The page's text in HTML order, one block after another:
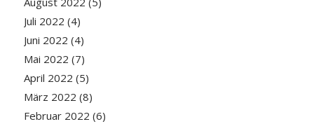
Juli 2022 (4)
Juni 2022 (4)
Mai 2022 (7)
April 2022 (5)
März 2022 (8)
Februar 2022 (6)